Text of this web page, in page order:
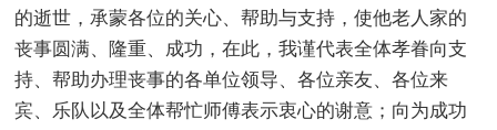
的逝世，承蒙各位的关心、帮助与支持，使他老人家的
丧事圆满、隆重、成功，在此，我谨代表全体孝眷向支
持、帮助办理丧事的各单位领导、各位亲友、各位来
宾、乐队以及全体帮忙师傅表示衷心的谢意；向为成功